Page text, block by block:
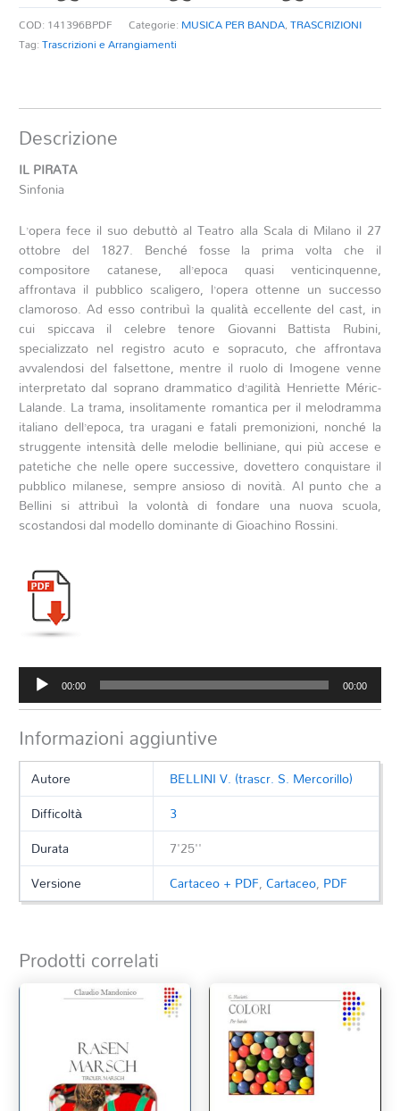
COD: 141396BPDF Categorie: MUSICA PER BANDA,TRASCRIZIONI
Tag:Trascrizioni e Arrangiamenti
Descrizione
IL PIRATA
Sinfonia
L’opera fece il suo debuttò al Teatro alla Scala di Milano il 27
ottobre del 1827. Benché fosse la prima volta che il
compositore catanese, all’epoca quasi venticinquenne,
affrontava il pubblico scaligero, l’opera ottenne un successo
clamoroso. Ad esso contribuì la qualità eccellente del cast, in
cui spiccava il celebre tenore Giovanni Battista Rubini,
specializzato nel registro acuto e sopracuto, che affrontava
avvalendosi del falsettone, mentre il ruolo di Imogene venne
interpretato dal soprano drammatico d’agilità Henriette Méric-
Lalande. La trama, insolitamente romantica per il melodramma
italiano dell’epoca, tra uragani e fatali premonizioni, nonché la
struggente intensità delle melodie belliniane, qui più accese e
patetiche che nelle opere successive, dovettero conquistare il
pubblico milanese, sempre ansioso di novità. Al punto che a
Bellini si attribuì la volontà di fondare una nuova scuola,
scostandosi dal modello dominante di Gioachino Rossini.
Audio
Player
00:00 00:00
Informazioni aggiuntive
Autore
BELLINI V. (trascr. S. Mercorillo)
Difficoltà
3
Durata
7'25''
Versione
Cartaceo + PDF,Cartaceo, PDF
Prodotti correlati